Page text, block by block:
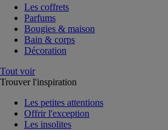
Les coffrets
Parfums
Bougies & maison
Bain & corps
Décoration
Tout voir
Trouver l'inspiration
Les petites attentions
Offrir l'exception
Les insolites